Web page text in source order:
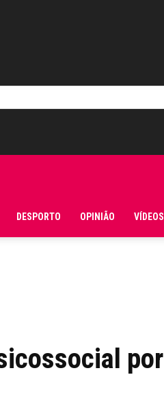
DESPORTO OPINIÃO VÍDEOS
por